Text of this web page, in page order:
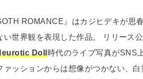
ROMANCE』はカジヒデキが思
い世界観を表現した作品。 リリース
Doll時代のライブ写真がSNS
ァッションからは想像がつかない、